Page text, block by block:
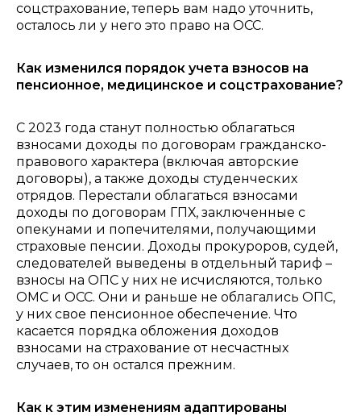
соцстрахование, теперь вам надо уточнить,
осталось ли у него это право на ОСС.
Как изменился порядок учета взносов на
пенсионное, медицинское и соцстрахование?
С 2023 года станут полностью облагаться
взносами доходы по договорам гражданско-
правового характера (включая авторские
договоры), а также доходы студенческих
отрядов. Перестали облагаться взносами
доходы по договорам ГПХ, заключенные с
опекунами и попечителями, получающими
страховые пенсии. Доходы прокуроров, судей,
следователей выведены в отдельный тариф –
взносы на ОПС у них не исчисляются, только
ОМС и ОСС. Они и раньше не облагались ОПС,
у них свое пенсионное обеспечение. Что
касается порядка обложения доходов
взносами на страхование от несчастных
случаев, то он остался прежним.
Как к этим изменениям адаптированы